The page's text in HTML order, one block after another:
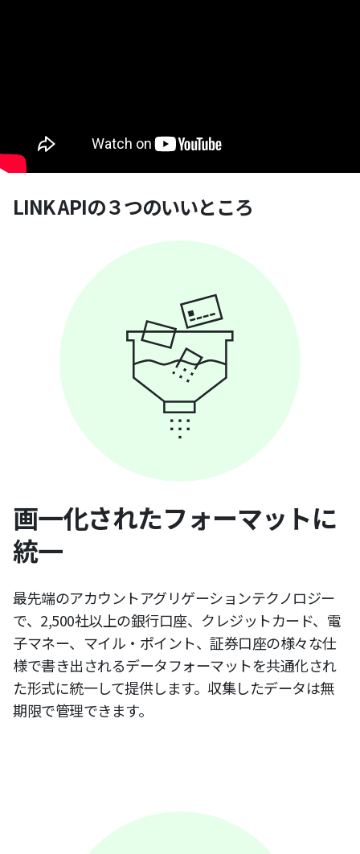
LINK APIの３つのいいところ
画一化されたフォーマットに
統一
最先端のアカウントアグリゲーションテクノロジー
で、2,500社以上の銀行口座、クレジットカード、電
子マネー、マイル・ポイント、証券口座の様々な仕
様で書き出されるデータフォーマットを共通化され
た形式に統一して提供します。収集したデータは無
期限で管理できます。